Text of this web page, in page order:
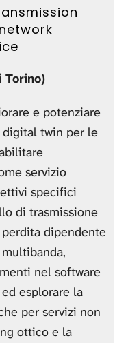
Torino)
e potenziare
twin per le
servizio
specifici
di trasmissione
dipendente
nel software
esplorare la
per servizi non
ottico e la